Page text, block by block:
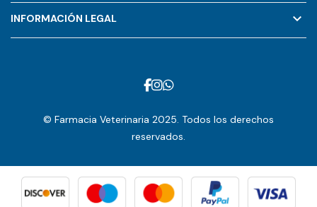
INFORMACIÓN LEGAL keyboard_arrow_down
© Farmacia Veterinaria 2025. Todos los derechos
reservados.